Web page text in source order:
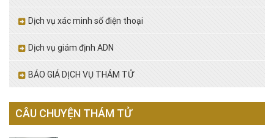
Dịch vụ xác minh số điện thoại
Dịch vụ giám định ADN
BÁO GIÁ DỊCH VỤ THÁM TỬ
CÂU CHUYỆN THÁM TỬ